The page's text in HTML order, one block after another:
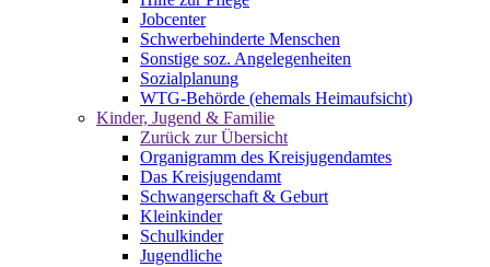
Jobcenter
Schwerbehinderte Menschen
Sonstige soz. Angelegenheiten
Sozialplanung
WTG-Behörde (ehemals Heimaufsicht)
Kinder, Jugend & Familie
Zurück zur Übersicht
Organigramm des Kreisjugendamtes
Das Kreisjugendamt
Schwangerschaft & Geburt
Kleinkinder
Schulkinder
Jugendliche